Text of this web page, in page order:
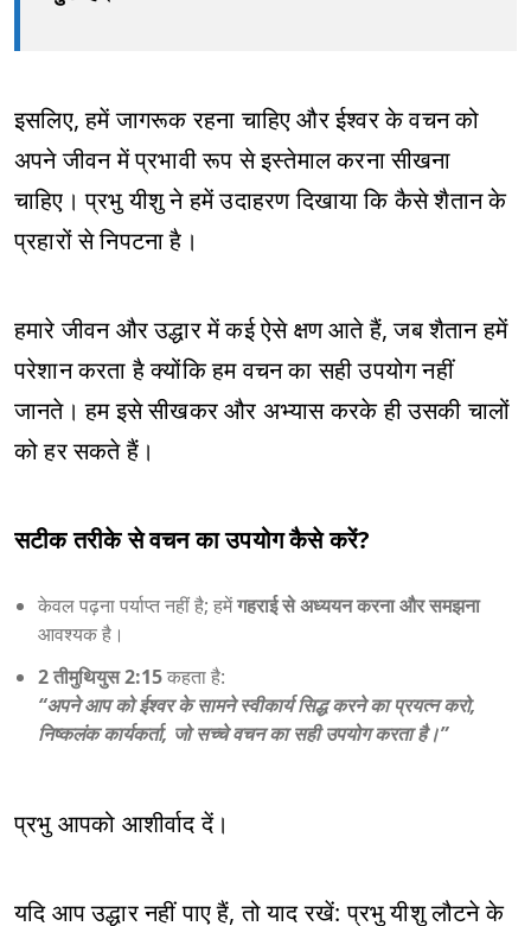
इसलिए, हमें जागरूक रहना चाहिए और ईश्वर के वचन को
अपने जीवन में प्रभावी रूप से इस्तेमाल करना सीखना
चाहिए। प्रभु यीशु ने हमें उदाहरण दिखाया कि कैसे शैतान के
प्रहारों से निपटना है।
हमारे जीवन और उद्धार में कई ऐसे क्षण आते हैं, जब शैतान हमें
परेशान करता है क्योंकि हम वचन का सही उपयोग नहीं
जानते। हम इसे सीखकर और अभ्यास करके ही उसकी चालों
को हर सकते हैं।
सटीक तरीके से वचन का उपयोग कैसे करें?
केवल पढ़ना पर्याप्त नहीं है; हमेंगहराई से अध्ययन करना और समझना
आवश्यक है।
2 तीमुथियुस 2:15कहता है:
“अपनेआप को ईश्वर के सामने स्वीकार्य सिद्ध करने का प्रयत्न करो,
निष्कलंक कार्यकर्ता, जो सच्चे वचन का सही उपयोग करता है।”
प्रभु आपको आशीर्वाद दें।
यदि आप उद्धार नहीं पाए हैं, तो याद रखें: प्रभु यीशु लौटने के